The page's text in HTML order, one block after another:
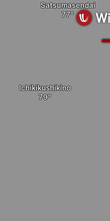
Ichikikushikino
Satsumasendai